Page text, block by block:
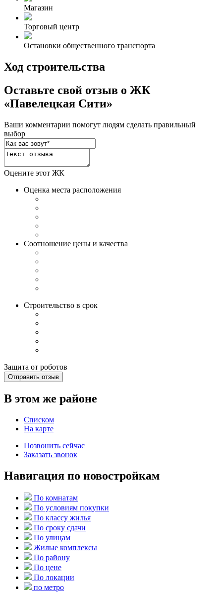
Магазин
Торговый центр
Остановки общественного транспорта
Ход строительства
Оставьте свой отзыв о ЖК
«Павелецкая Сити»
Ваши комментарии помогут людям сделать правильный
выбор
Оцените этот ЖК
Оценка места расположения
Соотношение цены и качества
Строительство в срок
Защита от роботов
Отправить отзыв
В этом же районе
Списком
На карте
Позвонить сейчас
Заказать звонок
Навигация по новостройкам
По комнатам
По условиям покупки
По классу жилья
По сроку сдачи
По улицам
Жилые комплексы
По району
По цене
По локации
по метро